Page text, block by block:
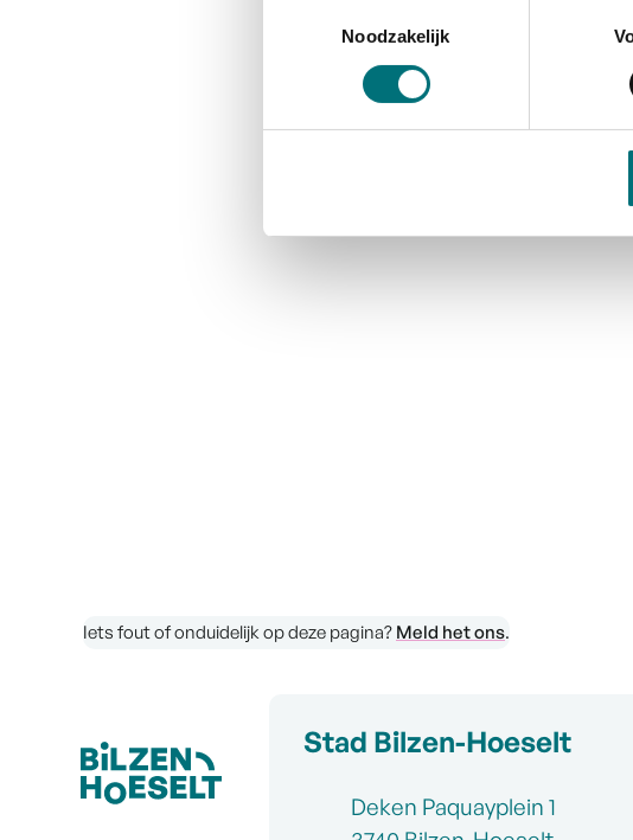
Noodzakelijk
Iets fout of onduidelijk op deze pagina? Meld het ons.
Stad Bilzen-Hoeselt
AdresDeken Paquayplein 1